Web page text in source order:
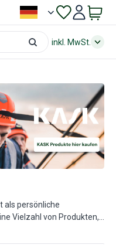
inkl. MwSt.
als persönliche
Vielzahl von Produkten,
potenziellen Gefahren am
wird in zahlreichen